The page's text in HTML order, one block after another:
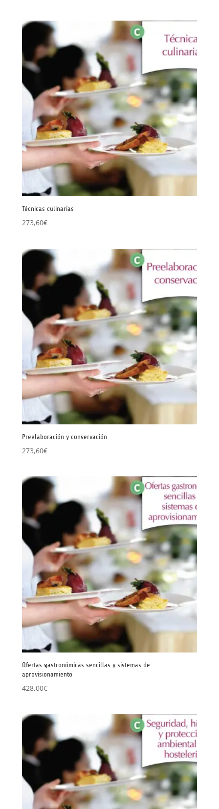
Técnicas culinarias
273,60€
Preelaboración y conservación
273,60€
Ofertas gastronómicas sencillas y sistemas de
aprovisionamiento
428,00€